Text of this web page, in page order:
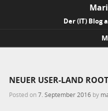
Der (IT) Blog
NEUER USER-LAND
Posted on7. September 2016 by